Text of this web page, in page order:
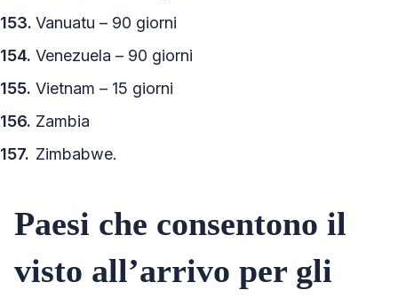
Vanuatu – 90 giorni
Venezuela – 90 giorni
Vietnam – 15 giorni
Zambia
Zimbabwe.
Paesi che consentono il
visto all’arrivo per gli